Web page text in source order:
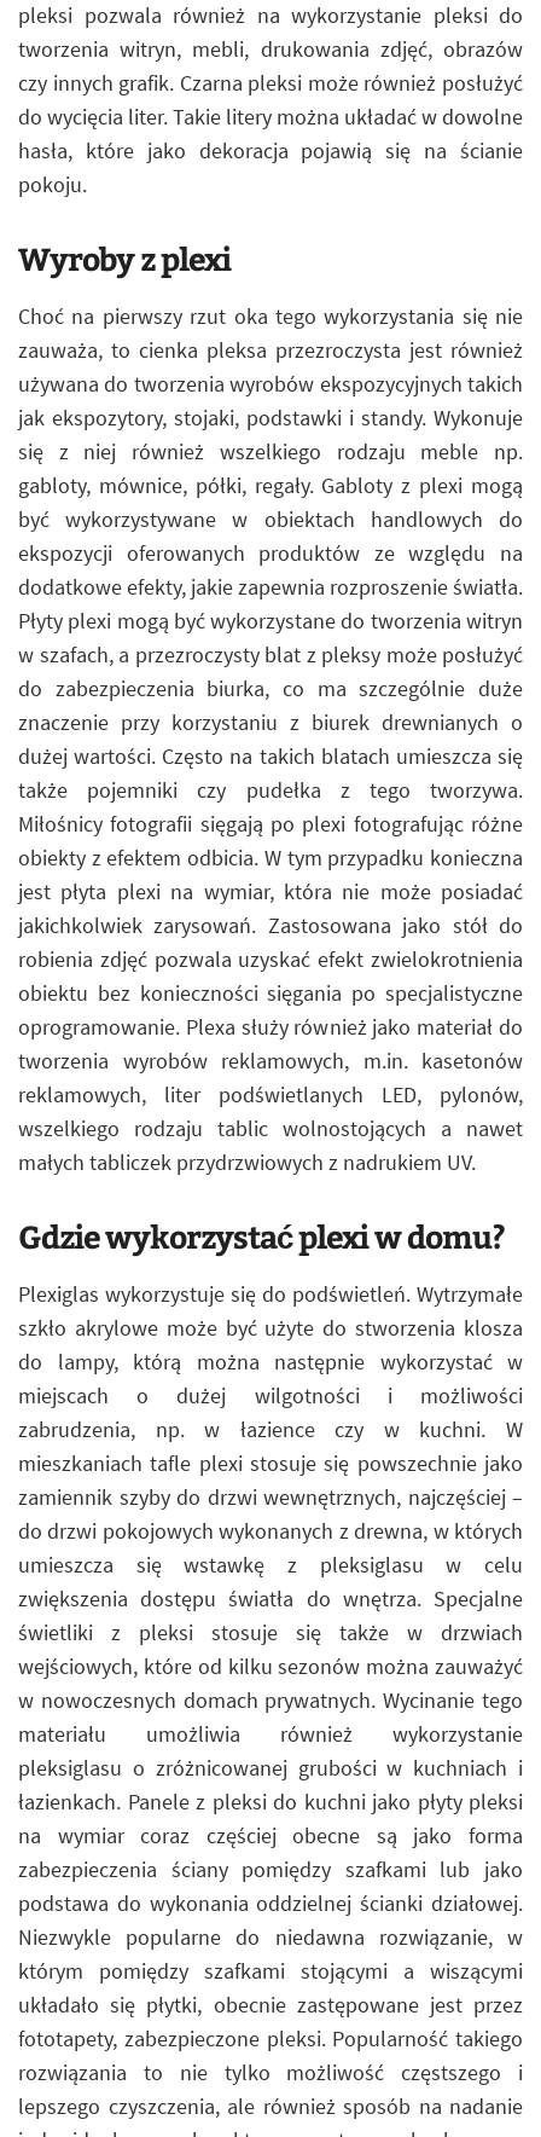
pleksi pozwala również na wykorzystanie pleksi do
tworzenia witryn, mebli, drukowania zdjęć, obrazów
czy innych grafik. Czarna pleksi może również posłużyć
do wycięcia liter. Takie litery można układać w dowolne
hasła, które jako dekoracja pojawią się na ścianie
pokoju.
Wyroby z plexi
Choć na pierwszy rzut oka tego wykorzystania się nie
zauważa, to cienka pleksa przezroczysta jest również
używana do tworzenia wyrobów ekspozycyjnych takich
jak ekspozytory, stojaki, podstawki i standy. Wykonuje
się z niej również wszelkiego rodzaju meble np.
gabloty, mównice, półki, regały. Gabloty z plexi mogą
być wykorzystywane w obiektach handlowych do
ekspozycji oferowanych produktów ze względu na
dodatkowe efekty, jakie zapewnia rozproszenie światła.
Płyty plexi mogą być wykorzystane do tworzenia witryn
w szafach, a przezroczysty blat z pleksy może posłużyć
do zabezpieczenia biurka, co ma szczególnie duże
znaczenie przy korzystaniu z biurek drewnianych o
dużej wartości. Często na takich blatach umieszcza się
także pojemniki czy pudełka z tego tworzywa.
Miłośnicy fotografii sięgają po plexi fotografując różne
obiekty z efektem odbicia. W tym przypadku konieczna
jest płyta plexi na wymiar, która nie może posiadać
jakichkolwiek zarysowań. Zastosowana jako stół do
robienia zdjęć pozwala uzyskać efekt zwielokrotnienia
obiektu bez konieczności sięgania po specjalistyczne
oprogramowanie. Plexa służy również jako materiał do
tworzenia wyrobów reklamowych, m.in. kasetonów
reklamowych, liter podświetlanych LED, pylonów,
wszelkiego rodzaju tablic wolnostojących a nawet
małych tabliczek przydrzwiowych z nadrukiem UV.
Gdzie wykorzystać plexi w domu?
Plexiglas wykorzystuje się do podświetleń. Wytrzymałe
szkło akrylowe może być użyte do stworzenia klosza
do lampy, którą można następnie wykorzystać w
miejscach o dużej wilgotności i możliwości
zabrudzenia, np. w łazience czy w kuchni. W
mieszkaniach tafle plexi stosuje się powszechnie jako
zamiennik szyby do drzwi wewnętrznych, najczęściej –
do drzwi pokojowych wykonanych z drewna, w których
umieszcza się wstawkę z pleksiglasu w celu
zwiększenia dostępu światła do wnętrza. Specjalne
świetliki z pleksi stosuje się także w drzwiach
wejściowych, które od kilku sezonów można zauważyć
w nowoczesnych domach prywatnych. Wycinanie tego
materiału umożliwia również wykorzystanie
pleksiglasu o zróżnicowanej grubości w kuchniach i
łazienkach. Panele z pleksi do kuchni jako płyty pleksi
na wymiar coraz częściej obecne są jako forma
zabezpieczenia ściany pomiędzy szafkami lub jako
podstawa do wykonania oddzielnej ścianki działowej.
Niezwykle popularne do niedawna rozwiązanie, w
którym pomiędzy szafkami stojącymi a wiszącymi
układało się płytki, obecnie zastępowane jest przez
fototapety, zabezpieczone pleksi. Popularność takiego
rozwiązania to nie tylko możliwość częstszego i
lepszego czyszczenia, ale również sposób na nadanie